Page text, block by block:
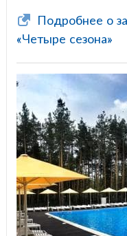
Подробнее о
«Четыре сезона»